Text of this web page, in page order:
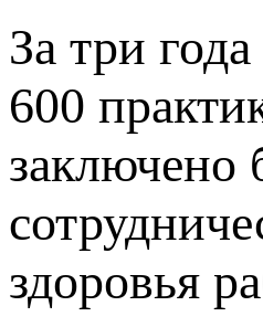
За три
600
заключено
здоровья